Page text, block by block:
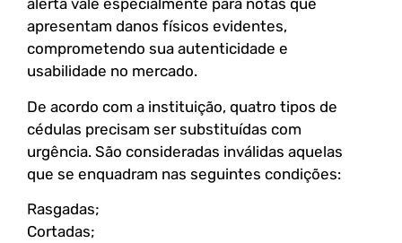
alerta vale especialmente para notas que
apresentam danos físicos evidentes,
comprometendo sua autenticidade e
usabilidade no mercado.
De acordo com a instituição, quatro tipos de
cédulas precisam ser substituídas com
urgência. São consideradas inválidas aquelas
que se enquadram nas seguintes condições:
Rasgadas;
Cortadas;